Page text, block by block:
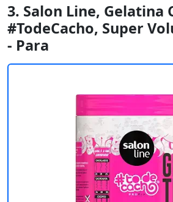
3. Salon Line, Gelatina
#TodeCacho, Super
- Para